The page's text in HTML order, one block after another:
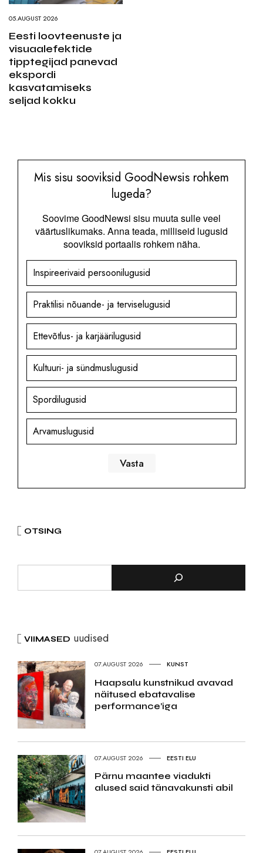
05.AUGUST 2026
Eesti loovteenuste ja
visuaalefektide
tipptegijad panevad
ekspordi
kasvatamiseks
seljad kokku
Mis sisu sooviksid GoodNewsis rohkem
lugeda?
Soovime GoodNewsi sisu muuta sulle veel
väärtuslikumaks. Anna teada, milliseid lugusid
sooviksid portaalis rohkem näha.
Inspireerivaid persoonilugusid
Praktilisi nõuande- ja terviselugusid
Ettevõtlus- ja karjäärilugusid
Kultuuri- ja sündmuslugusid
Spordilugusid
Arvamuslugusid
OTSING
VIIMASED uudised
07.AUGUST 2026 KUNST
Haapsalu kunstnikud avavad
näitused ebatavalise
performance’iga
07.AUGUST 2026 EESTI ELU
Pärnu maantee viadukti
alused said tänavakunsti abil